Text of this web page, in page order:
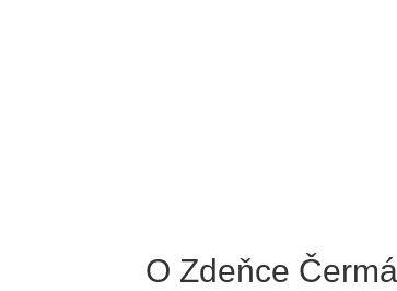
O Zdeňce